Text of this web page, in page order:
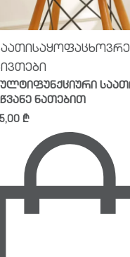
ნათებით
₾